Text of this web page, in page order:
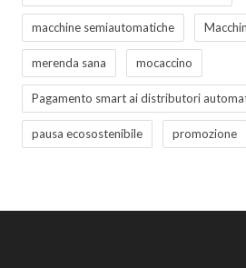
macchine semiautomatiche
merenda sana mocaccino
Pagamento smart ai distributori
pausa ecosostenibile promozione